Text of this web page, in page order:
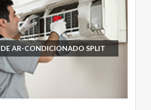
AR-CONDICIONADO SPLIT